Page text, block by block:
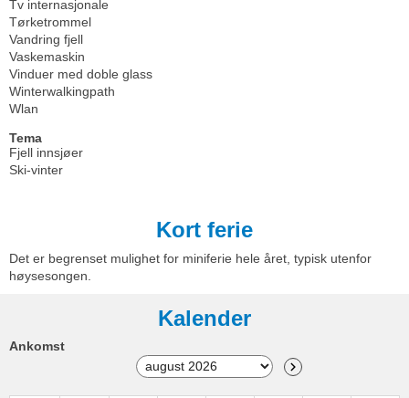
Tv internasjonale
Tørketrommel
Vandring fjell
Vaskemaskin
Vinduer med doble glass
Winterwalkingpath
Wlan
Tema
Fjell innsjøer
Ski-vinter
Kort ferie
Det er begrenset mulighet for miniferie hele året, typisk utenfor
høysesongen.
Kalender
Ankomst